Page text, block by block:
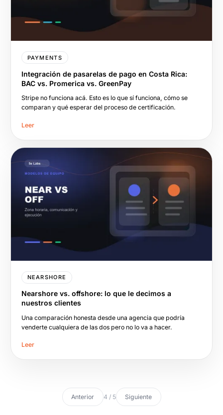
PAYMENTS
Integración de pasarelas de pago en Costa Rica:
BAC vs. Promerica vs. GreenPay
Stripe no funciona acá. Esto es lo que sí funciona, cómo se
comparan y qué esperar del proceso de certificación.
Leer
NEARSHORE
Nearshore vs. offshore: lo que le decimos a
nuestros clientes
Una comparación honesta desde una agencia que podría
venderte cualquiera de las dos pero no lo va a hacer.
Leer
Anterior 4 / 5 Siguiente